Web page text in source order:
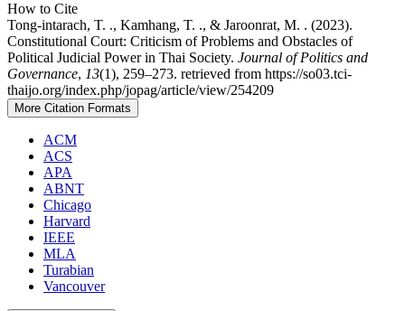
How to Cite
Tong-intarach, T. ., Kamhang, T. ., & Jaroonrat, M. . (2023).
Constitutional Court: Criticism of Problems and Obstacles of
Political Judicial Power in Thai Society. Journal of Politics and
Governance, 13(1), 259–273. retrieved from https://so03.tci-
thaijo.org/index.php/jopag/article/view/254209
More Citation Formats
ACM
ACS
APA
ABNT
Chicago
Harvard
IEEE
MLA
Turabian
Vancouver